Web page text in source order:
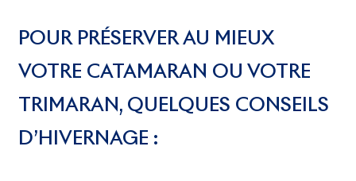
POUR PRÉSERVER AU MIEUX
VOTRE CATAMARAN OU VOTRE
TRIMARAN, QUELQUES CONSEILS
D’HIVERNAGE :